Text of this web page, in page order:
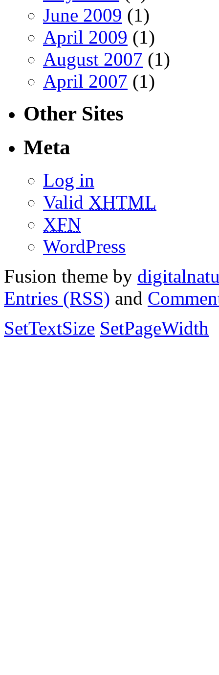
June 2009 (1)
April 2009 (1)
August 2007 (1)
April 2007 (1)
Other Sites
Meta
Log in
Valid XHTML
XFN
WordPress
Fusion theme by
Entries (RSS) and
SetTextSize SetPageWidth